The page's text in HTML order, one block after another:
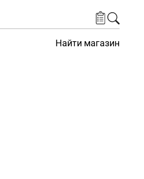
Найти магазин